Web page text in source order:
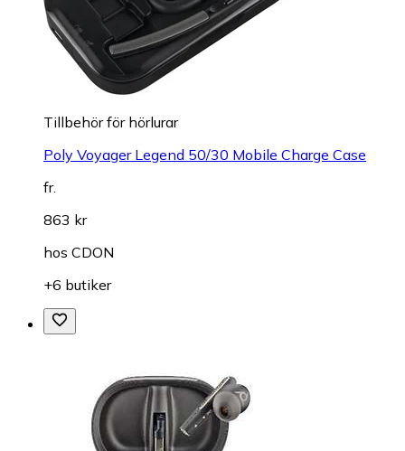
Tillbehör för hörlurar
Poly Voyager Legend 50/30 Mobile Charge Case
fr.
863 kr
hos CDON
+6 butiker